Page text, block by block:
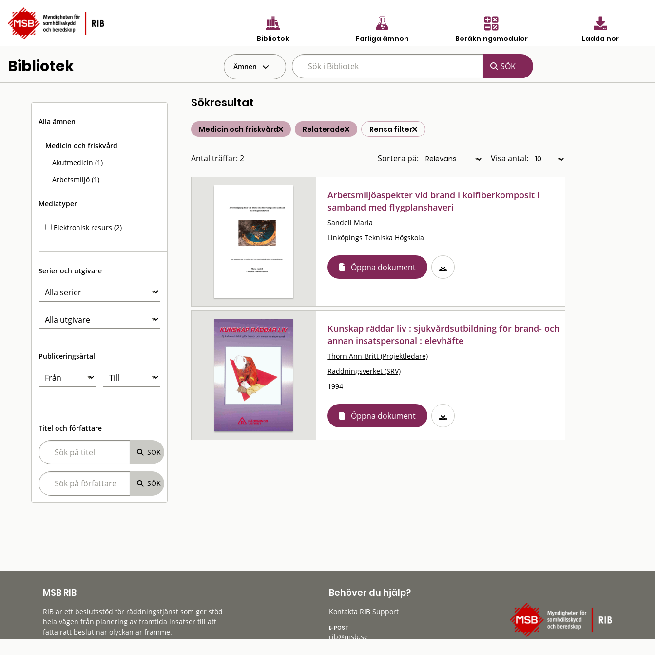
Bibliotek Farliga ämnen Beräkningsmoduler Ladda ner
Bibliotek Ämnen
Alla ämnen
Medicin och friskvård
Akutmedicin (1)
Arbetsmiljö (1)
Mediatyper
Elektronisk resurs (2)
Serier och utgivare
Publiceringsårtal
Titel och författare
Sökresultat
Medicin och friskvård Relaterade Rensa filter
Antal träffar: 2 Sortera på: Visa antal:
Arbetsmiljöaspekter vid brand i kolfiberkomposit i
samband med flygplanshaveri
Sandell Maria
Linköpings Tekniska Högskola
Öppna dokument
Kunskap räddar liv : sjukvårdsutbildning för brand- och
annan insatspersonal : elevhäfte
Thörn Ann-Britt (Projektledare)
Räddningsverket (SRV)
1994
Öppna dokument
MSB RIB
RIB är ett beslutsstöd för räddningstjänst som ger stöd
hela vägen från planering av framtida insatser till att
fatta rätt beslut när olyckan är framme.
Behöver du hjälp?
Kontakta RIB Support
E-POST
rib@msb.se